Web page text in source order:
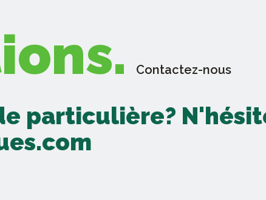
Contactez-nous
particulière?